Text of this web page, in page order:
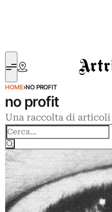
Artribune
HOME›NO PROFIT
no profit
Una raccolta di
Cerca